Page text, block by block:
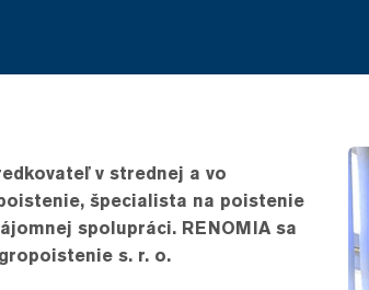
v strednej a vo
špecialista na poistenie
spolupráci. RENOMIA sa
s. r. o.